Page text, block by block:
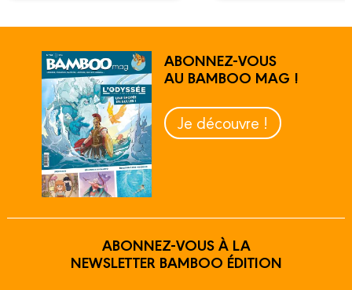
ABONNEZ-VOUS
AU BAMBOO MAG !
Je découvre !
ABONNEZ-VOUS À LA
NEWSLETTER BAMBOO ÉDITION